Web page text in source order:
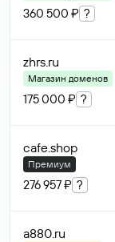
360 500 ₽ ?
zhrs.ru
Магазин доменов
175 000 ₽ ?
cafe.shop
Премиум
276 957 ₽ ?
a880.ru